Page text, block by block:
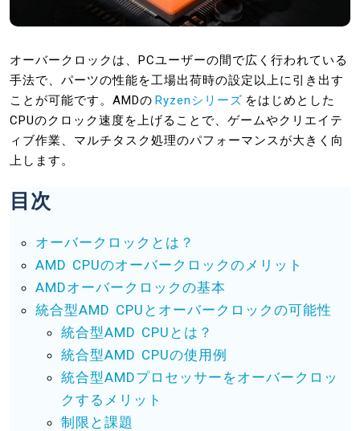
オーバークロックは、PCユーザーの間で広く行われている
手法で、パーツの性能を工場出荷時の設定以上に引き出す
ことが可能です。AMDの Ryzenシリーズ をはじめとした
CPUのクロック速度を上げることで、ゲームやクリエイテ
ィブ作業、マルチタスク処理のパフォーマンスが大きく向
上します。
目次
オーバークロックとは？
AMD CPUのオーバークロックのメリット
AMDオーバークロックの基本
統合型AMD CPUとオーバークロックの可能性
統合型AMD CPUとは？
統合型AMD CPUの使用例
統合型AMDプロセッサーをオーバークロッ
クするメリット
制限と課題